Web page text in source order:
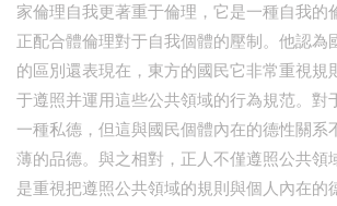
家倫理自我更著重于倫理，它是一種自我的
正配合體倫理對于自我個體的壓制。他認為
的區別還表現在，東方的國民它非常重視規
于遵照并運用這些公共領域的行為規范。對
一種私德，但這與國民個體內在的德性關系
薄的品德。與之相對，正人不僅遵照公共領
是重視把遵照公共領域的規則與個人內在的